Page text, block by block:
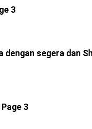
dengan segera dan